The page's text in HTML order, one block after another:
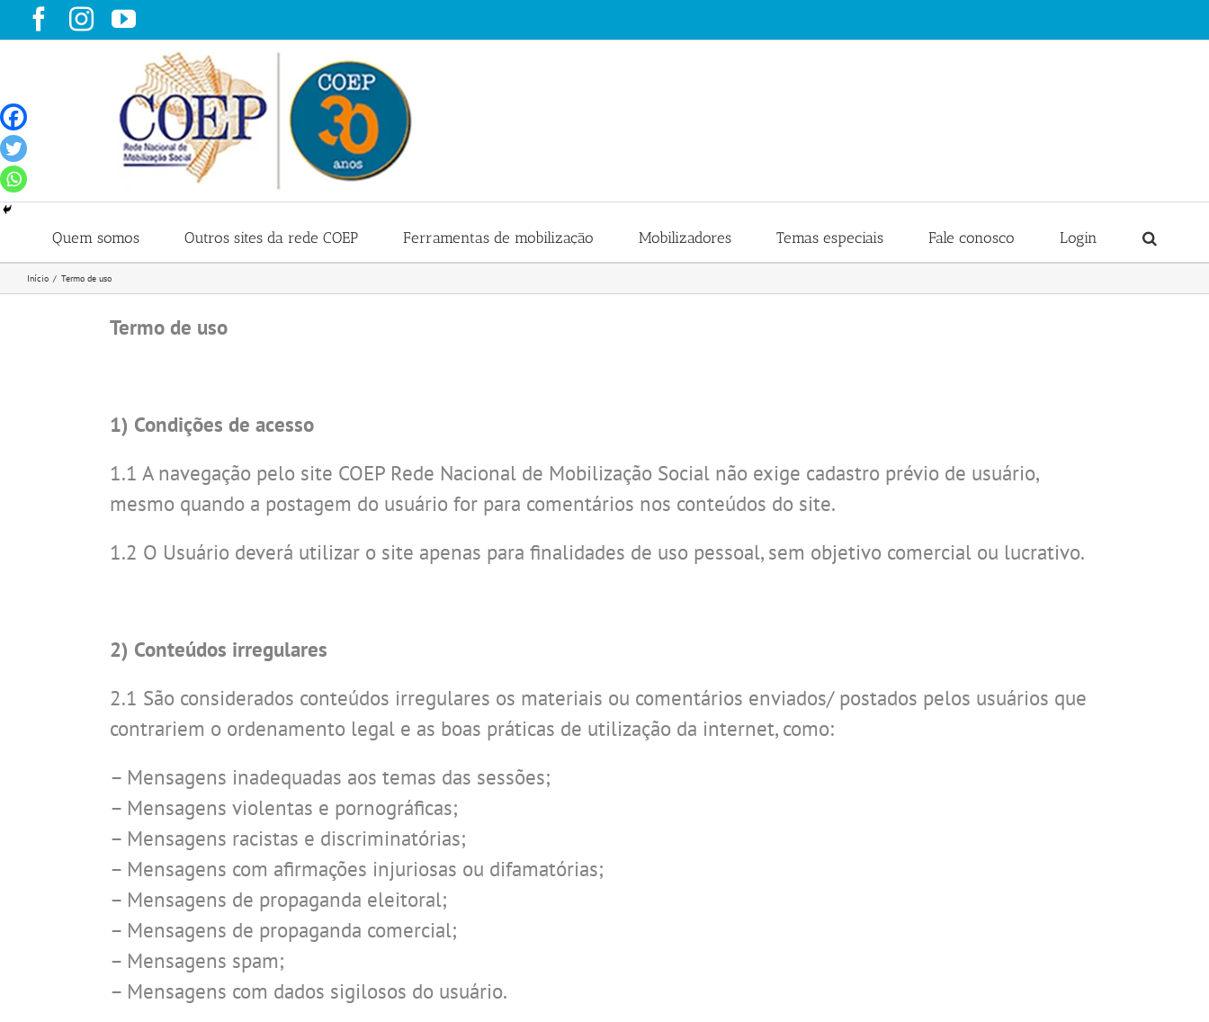
para
conteúdo
Facebook
Instagram
YouTube
Quem somos Outros sites da rede COEP Ferramentas de mobilização Mobilizadores Temas especiais Fale conosco Login
Início Termo de uso
Termo de uso
1) Condições de acesso
1.1 A navegação pelo site COEP Rede Nacional de Mobilização Social não exige cadastro prévio de usuário,
mesmo quando a postagem do usuário for para comentários nos conteúdos do site.
1.2 O Usuário deverá utilizar o site apenas para finalidades de uso pessoal, sem objetivo comercial ou lucrativo.
2) Conteúdos irregulares
2.1 São considerados conteúdos irregulares os materiais ou comentários enviados/ postados pelos usuários que
contrariem o ordenamento legal e as boas práticas de utilização da internet, como:
– Mensagens inadequadas aos temas das sessões;
– Mensagens violentas e pornográficas;
– Mensagens racistas e discriminatórias;
– Mensagens com afirmações injuriosas ou difamatórias;
– Mensagens de propaganda eleitoral;
– Mensagens de propaganda comercial;
– Mensagens spam;
– Mensagens com dados sigilosos do usuário.